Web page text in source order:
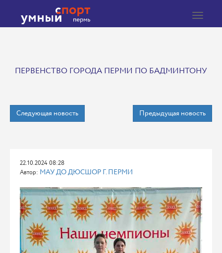
Toggle
ПЕРВЕНСТВО ГОРОДА ПЕРМИ ПО БАДМИНТОНУ
Следующая новость Предыдущая новость
22.10.2024 08:28
Автор: МАУ ДО ДЮСШОР Г. ПЕРМИ